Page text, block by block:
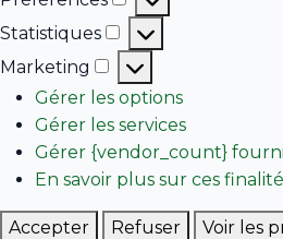
Préférences
Statistiques
Statistiques
Marketing
Marketing
Gérer les options
Gérer les services
Gérer {vendor_count}
En savoir plus sur ces
Accepter Refuser
Voir les